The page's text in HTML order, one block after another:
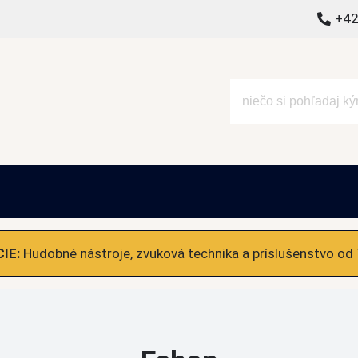
Hudobné nástroje, zvuková technika a príslušenstvo od